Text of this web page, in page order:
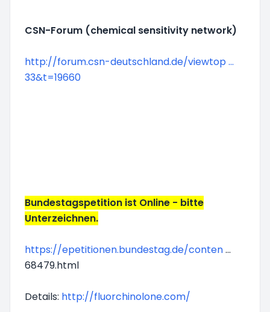
CSN-Forum (chemical sensitivity network)
http://forum.csn-deutschland.de/viewtop ...
33&t=19660
Bundestagspetition ist Online - bitte
Unterzeichnen.
https://epetitionen.bundestag.de/conten...
68479.html
Details: http://fluorchinolone.com/